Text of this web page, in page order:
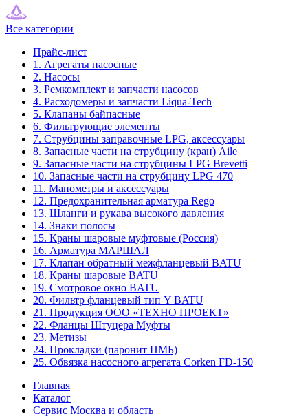
Все категории
Прайс-лист
1. Агрегаты насосные
2. Насосы
3. Ремкомплект и запчасти насосов
4. Расходомеры и запчасти Liqua-Tech
5. Клапаны байпасные
6. Фильтрующие элементы
7. Струбцины заправочные LPG, аксессуары
8. Запасные части на струбцину (кран) Aile
9. Запасные части на струбцины LPG Brevetti
10. Запасные части на струбцину LPG 470
11. Манометры и аксессуары
12. Предохранительная арматура Rego
13. Шланги и рукава высокого давления
14. Знаки полосы
15. Краны шаровые муфтовые (Россия)
16. Арматура МАРШАЛ
17. Клапан обратный межфланцевый BATU
18. Краны шаровые BATU
19. Смотровое окно BATU
20. Фильтр фланцевый тип Y BATU
21. Продукция ООО «ТЕХНО ПРОЕКТ»
22. Фланцы Штуцера Муфты
23. Метизы
24. Прокладки (паронит ПМБ)
25. Обвязка насосного агрегата Corken FD-150
Главная
Каталог
Сервис Москва и область